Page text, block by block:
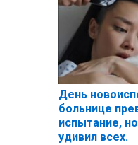
День
больнице
испытание,
удивил всех.